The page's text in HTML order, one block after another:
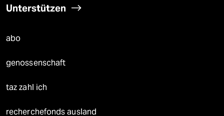
Unterstützen
abo
genossenschaft
taz zahl ich
recherchefonds ausland